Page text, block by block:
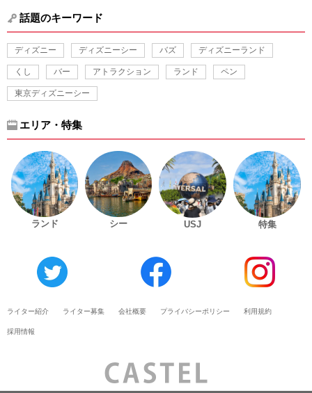
話題のキーワード
ディズニー ディズニーシー バズ ディズニーランド
くし バー アトラクション ランド ペン
東京ディズニーシー
エリア・特集
ランド シー USJ 特集
ライター紹介 ライター募集 会社概要 プライバシーポリシー 利用規約
採用情報